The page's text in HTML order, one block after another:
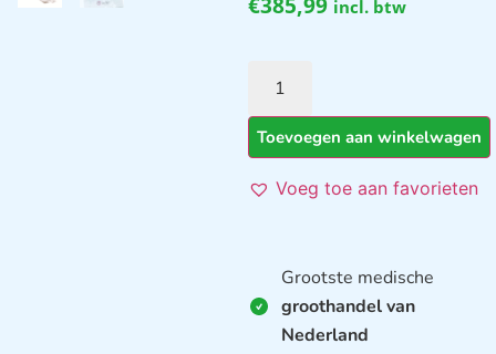
incl. btw
Toevoegen aan winkelwagen
Voeg toe aan favorieten
Grootste medische
groothandel van
Nederland